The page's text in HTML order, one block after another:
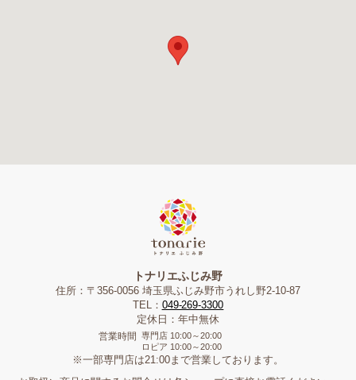
トナリエふじみ野
住所：〒356-0056 埼玉県ふじみ野市うれし野2-10-87
TEL： 049-269-3300
定休日：年中無休
営業時間 専門店 10:00～20:00
ロピア 10:00～20:00
※一部専門店は21:00まで営業しております。